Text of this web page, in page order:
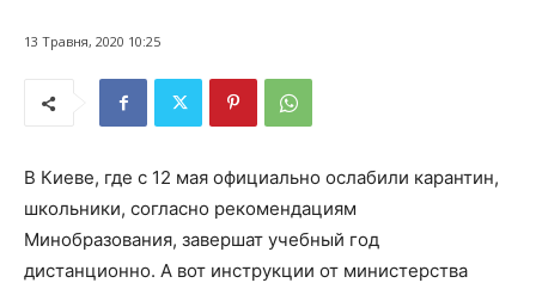
13 Травня, 2020 10:25
В Киеве, где с 12 мая официально ослабили карантин,
школьники, согласно рекомендациям
Минобразования, завершат учебный год
дистанционно. А вот инструкции от министерства